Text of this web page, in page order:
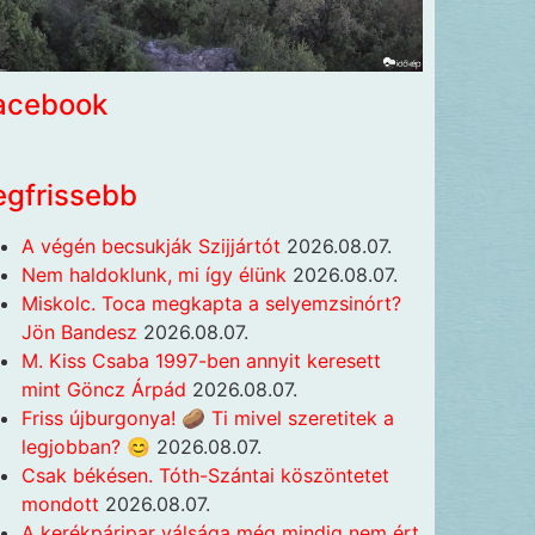
A végén becsukják Szijjártót 2026.08.07.
Nem haldoklunk, mi így élünk 2026.08.07.
Miskolc. Toca megkapta a selyemzsinórt?
Jön Bandesz 2026.08.07.
M. Kiss Csaba 1997-ben annyit keresett
mint Göncz Árpád 2026.08.07.
Friss újburgonya! 🥔 Ti mivel szeretitek a
legjobban? 😊 2026.08.07.
Csak békésen. Tóth-Szántai köszöntetet
mondott 2026.08.07.